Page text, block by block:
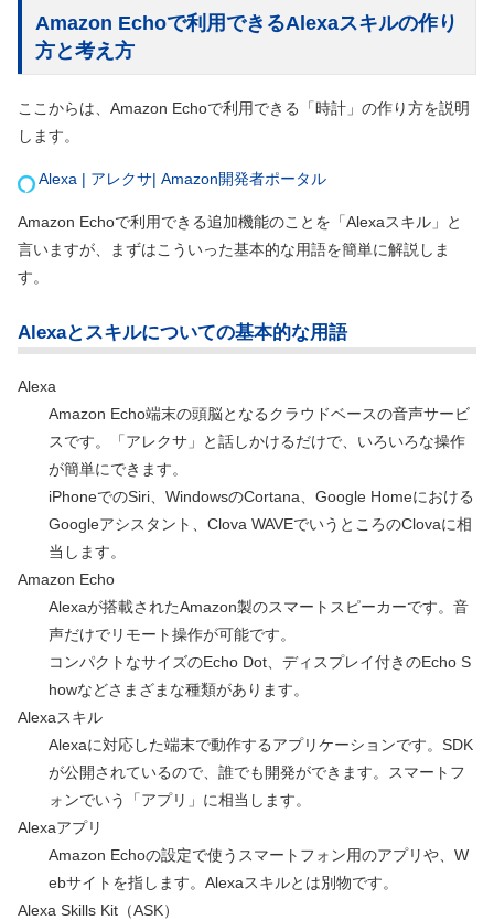
Amazon Echoで利用できるAlexaスキルの作り
方と考え方
ここからは、Amazon Echoで利用できる「時計」の作り方を説明
します。
Alexa | アレクサ| Amazon開発者ポータル
Amazon Echoで利用できる追加機能のことを「Alexaスキル」と
言いますが、まずはこういった基本的な用語を簡単に解説しま
す。
Alexaとスキルについての基本的な用語
Alexa
Amazon Echo端末の頭脳となるクラウドベースの音声サービ
スです。「アレクサ」と話しかけるだけで、いろいろな操作
が簡単にできます。
iPhoneでのSiri、WindowsのCortana、Google Homeにおける
Googleアシスタント、Clova WAVEでいうところのClovaに相
当します。
Amazon Echo
Alexaが搭載されたAmazon製のスマートスピーカーです。音
声だけでリモート操作が可能です。
コンパクトなサイズのEcho Dot、ディスプレイ付きのEcho S
howなどさまざまな種類があります。
Alexaスキル
Alexaに対応した端末で動作するアプリケーションです。SDK
が公開されているので、誰でも開発ができます。スマートフ
ォンでいう「アプリ」に相当します。
Alexaアプリ
Amazon Echoの設定で使うスマートフォン用のアプリや、W
ebサイトを指します。Alexaスキルとは別物です。
Alexa Skills Kit（ASK）